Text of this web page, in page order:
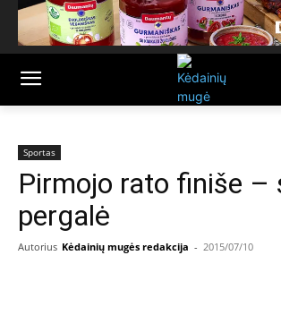
Sportas
Pirmojo rato finiše –
pergalė
Autorius Kėdainių mugės redakcija - 2015/07/10